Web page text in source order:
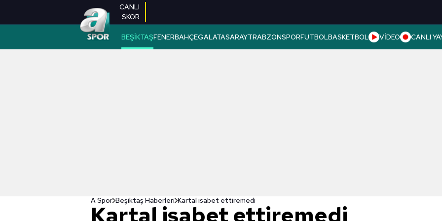
CANLI
SKOR
BEŞİKTAŞFENERBAHÇEGALATASARAYTRABZONSPORFUTBOLBASKETBOL VİDEO CANLI
A Spor Beşiktaş Haberleri Kartal isabet ettiremedi
Kartal isabet ettiremedi